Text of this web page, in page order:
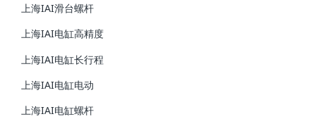
上海IAI滑台螺杆
上海IAI电缸高精度
上海IAI电缸长行程
上海IAI电缸电动
上海IAI电缸螺杆